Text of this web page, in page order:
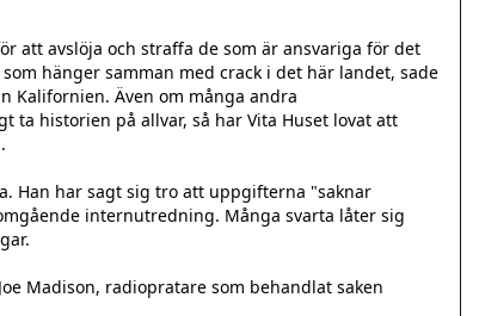
att avslöja och straffa de som är ansvariga för det
hänger samman med crack i det här landet, sade
Kalifornien. Även om många andra
ta historien på allvar, så har Vita Huset lovat att
Han har sagt sig tro att uppgifterna "saknar
internutredning. Många svarta låter sig
Madison, radiopratare som behandlat saken